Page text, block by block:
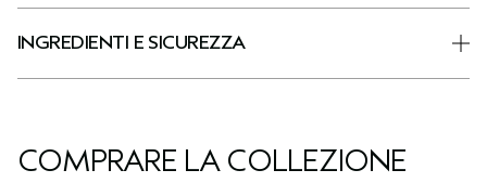
INGREDIENTI E SICUREZZA
COMPRARE LA COLLEZIONE